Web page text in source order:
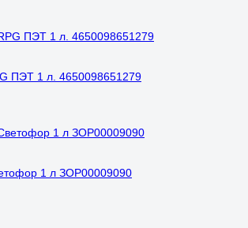
ПЭТ 1 л. 4650098651279
1 л ЗОР00009090